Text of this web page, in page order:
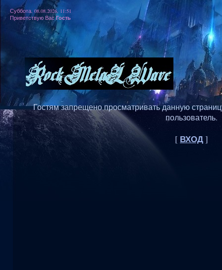
Суббота, 08.08.2026, 11:51
Приветствую Вас Гость
Гостям запрещено просматривать данную
пользователь.
[ ВХОД]